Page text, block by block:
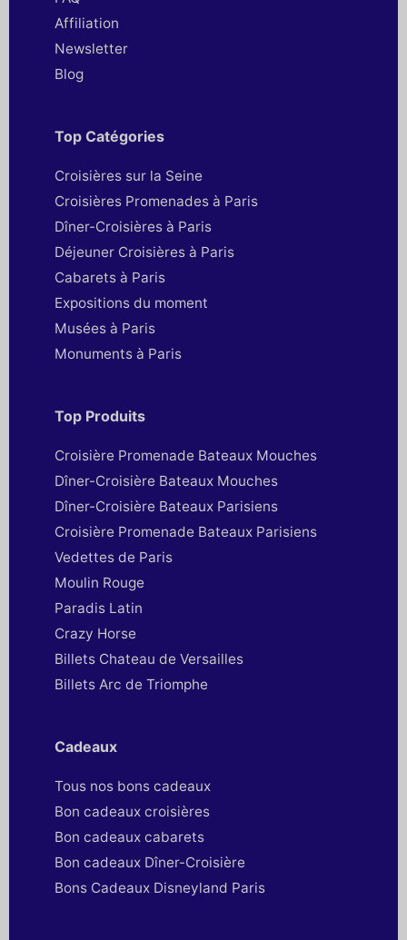
Affiliation
Newsletter
Blog
Top Catégories
Croisières sur la Seine
Croisières Promenades à Paris
Dîner-Croisières à Paris
Déjeuner Croisières à Paris
Cabarets à Paris
Expositions du moment
Musées à Paris
Monuments à Paris
Top Produits
Croisière Promenade Bateaux Mouches
Dîner-Croisière Bateaux Mouches
Dîner-Croisière Bateaux Parisiens
Croisière Promenade Bateaux Parisiens
Vedettes de Paris
Moulin Rouge
Paradis Latin
Crazy Horse
Billets Chateau de Versailles
Billets Arc de Triomphe
Cadeaux
Tous nos bons cadeaux
Bon cadeaux croisières
Bon cadeaux cabarets
Bon cadeaux Dîner-Croisière
Bons Cadeaux Disneyland Paris